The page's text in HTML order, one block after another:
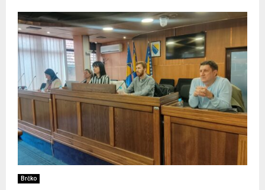
Brčko